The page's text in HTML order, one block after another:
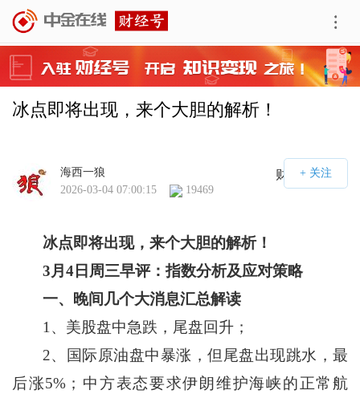
冰点即将出现，来个大胆的解析！
财经号APP
海西一狼
2026-03-04 07:00:15
19469
冰点即将出现，来个大胆的解析！
3月 4日周三早评：指数分析及应对策略
一、晚间几个大消息汇总解读
1、美股盘中急跌，尾盘回升；
2、国际原油盘中暴涨，但尾盘出现跳水，最
后涨5%；中方表态要求伊朗维护海峡的正常航